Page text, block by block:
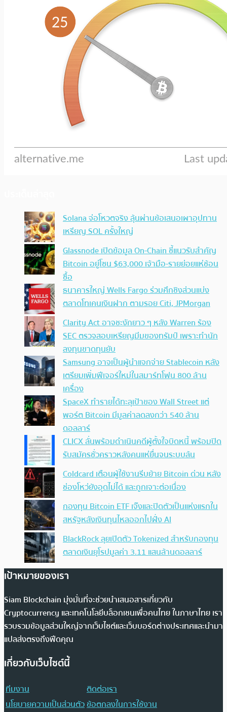
Solana จ่อโหวตจริง ลุ้นผ่านข้อเสนอเผาอุปทาน
เหรียญ SOL ครั้งใหญ่
Glassnode เปิดข้อมูล On-Chain ชี้แนวรับสำคัญ
Bitcoin อยู่โซน $63,000 เจ้ามือ-รายย่อยแห่ช้อน
ซื้อ
ธนาคารใหญ่ Wells Fargo ร่วมศึกชิงส่วนแบ่ง
ตลาดโทเคนเงินฝาก ตามรอย Citi, JPMorgan
Clarity Act อาจชะงักยาว ๆ หลัง Warren ร้อง
SEC ตรวจสอบเหรียญมีมของทรัมป์ เพราะทำนัก
ลงทุนขาดทุนยับ
Samsung อาจเป็นผู้นำแจกจ่าย Stablecoin หลัง
เตรียมเพิ่มฟีเจอร์ใหม่ในสมาร์ทโฟน 800 ล้าน
เครื่อง
SpaceX ทำรายได้ทะลุเป้าของ Wall Street แต่
พอร์ต Bitcoin มีมูลค่าลดลงกว่า 540 ล้าน
ดอลลาร์
CLICX ลั่นพร้อมดำเนินคดีผู้ตั้งใจบิดหนี้ พร้อมปิด
รับสมัครชั่วคราวหลังคนแห่ยื่นจนระบบล้น
Coldcard เตือนผู้ใช้งานรีบย้าย Bitcoin ด่วน หลัง
ช่องโหว่ยังอุดไม่ได้ และถูกเจาะต่อเนื่อง
กองทุน Bitcoin ETF เจ๊งและปิดตัวเป็นแห่งแรกใน
สหรัฐหลังเงินทุนไหลออกไปฝั่ง AI
BlackRock ลุยเปิดตัว Tokenized สำหรับกองทุน
ตลาดเงินยุโรปมูลค่า 3.11 แสนล้านดอลลาร์
เป้าหมายของเรา
Siam Blockchain มุ่งมั่นที่จะช่วยนำเสนอสารเกี่ยวกับ
Cryptocurrency และเทคโนโลยีบล็อกเชนเพื่อคนไทย ในภาษาไทย เรา
รวบรวมข้อมูลส่วนใหญ่จากเว็บไซต์และเว็บบอร์ดต่างประเทศและนำมา
แปลส่งตรงถึงฟีดคุณ
เกี่ยวกับเว็บไซต์นี้
ทีมงาน
ติดต่อเรา
นโยบายความเป็นส่วนตัวข้อตกลงในการใช้งาน